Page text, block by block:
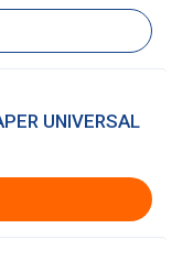
UNIVERSAL